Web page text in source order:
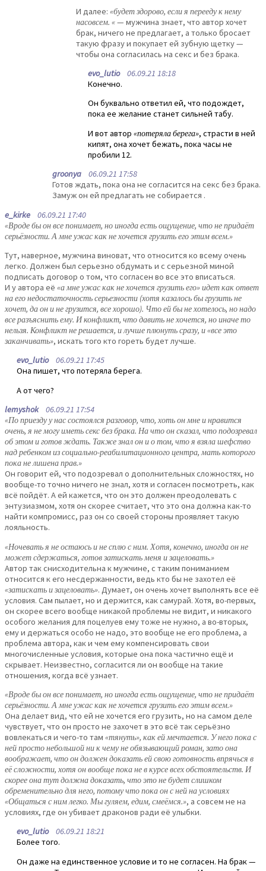
И далее: «будет здорово, если я перееду к нему
насовсем. «— мужчина знает, что автор хочет
брак, ничего не предлагает, а только бросает
такую фразу и покупает ей зубную щетку —
чтобы она согласилась на секс и без брака.
evo_lutio06.09.21 18:18
Конечно.
Он буквально ответил ей, что подождет,
пока ее желание станет сильней табу.
И вот автор «потеряла берега», страсти в ней
кипят, она хочет бежать, пока часы не
пробили 12.
groonya 06.09.21 17:58
Готов ждать, пока она не согласится на секс без брака.
Замуж он ей предлагать не собирается .
e_kirke 06.09.21 17:40
«Вроде бы он все понимает, но иногда есть ощущение, что не придаёт
серьёзности. А мне ужас как не хочется грузить его этим всем.»
Тут, наверное, мужчина виноват, что относится ко всему очень
легко. Должен был серьезно обдумать и с серьезной миной
подписать договор о том, что согласен во все это вписаться.
И у автора её «а мне ужас как не хочется грузить его» идет как ответ
на его недостаточность серьезности (хотя казалось бы грузить не
хочет, да он и не грузится, все хорошо). Что ей бы не хотелось, но надо
все разъяснить ему. И конфликт, что давить не хочется, но иначе то
нельзя. Конфликт не решается, и лучше плюнуть сразу, и «все это
заканчивать», искать того кто гореть будет лучше.
evo_lutio06.09.21 17:45
Она пишет, что потеряла берега.
А от чего?
lemyshok06.09.21 17:54
«По приезду у нас состоялся разговор, что, хоть он мне и нравится
очень, я не могу иметь секс без брака. На что он сказал, что подозревал
об этом и готов ждать. Также знал он и о том, что я взяла шефство
над ребенком из социально-реабилитационного центра, мать которого
пока не лишена прав.»
Он говорит ей, что подозревал о дополнительных сложностях, но
вообще-то точно ничего не знал, хотя и согласен посмотреть, как
всё пойдёт. А ей кажется, что он это должен преодолевать с
энтузиазмом, хотя он скорее считает, что это она должна как-то
найти компромисс, раз он со своей стороны проявляет такую
лояльность.
«Ночевать я не остаюсь и не сплю с ним. Хотя, конечно, иногда он не
может сдержаться, готов затискать меня и зацеловать.»
Автор так снисходительна к мужчине, с таким пониманием
относится к его несдержанности, ведь кто бы не захотел её
«затискать и зацеловать». Думает, он очень хочет выполнять все её
условия. Сам пылает, но и держится, как самурай. Хотя, во-первых,
он скорее всего вообще никакой проблемы не видит, и никакого
особого желания для поцелуев ему тоже не нужно, а во-вторых,
ему и держаться особо не надо, это вообще не его проблема, а
проблема автора, как и чем ему компенсировать свои
многочисленные условия, которые она пока частично ещё и
скрывает. Неизвестно, согласится ли он вообще на такие
отношения, когда всё узнает.
«Вроде бы он все понимает, но иногда есть ощущение, что не придаёт
серьёзности. А мне ужас как не хочется грузить его этим всем.»
Она делает вид, что ей не хочется его грузить, но на самом деле
чувствует, что он просто не захочет в это всё так серьёзно
вовлекаться и чего-то там «тянуть», как ей мечтается. У него пока с
ней просто небольшой ни к чему не обязывающий роман, зато она
воображает, что он должен доказать ей свою готовность впрячься в
её сложности, хотя он вообще пока не в курсе всех обстоятельств. И
скорее она тут должна доказать, что это не будет слишком
обременительно для него, потому что пока он с ней на условиях
«Общаться с ним легко. Мы гуляем, едим, смеёмся.», а совсем не на
условиях, где он убивает драконов ради её улыбки.
evo_lutio06.09.21 18:21
Более того.
Он даже на единственное условие и то не согласен. На брак —